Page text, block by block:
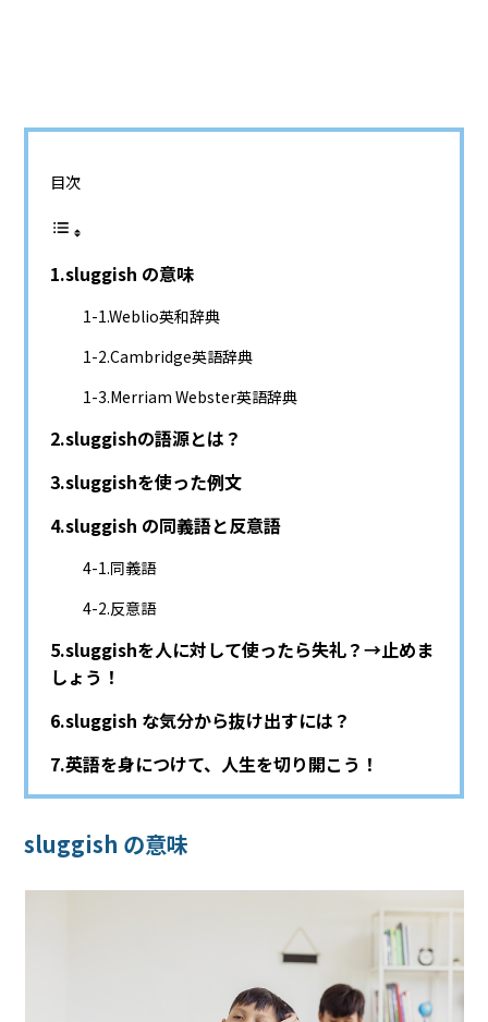
目次
sluggish の意味
Weblio英和辞典
Cambridge英語辞典
Merriam Webster英語辞典
sluggishの語源とは？
sluggishを使った例文
sluggish の同義語と反意語
同義語
反意語
sluggishを人に対して使ったら失礼？→止めま
しょう！
sluggish な気分から抜け出すには？
英語を身につけて、人生を切り開こう！
sluggish の意味